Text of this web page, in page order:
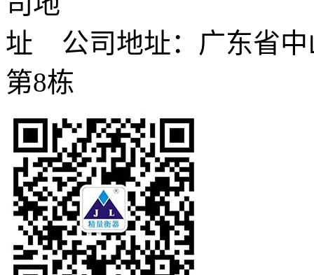
公司地址：广东省
第8栋